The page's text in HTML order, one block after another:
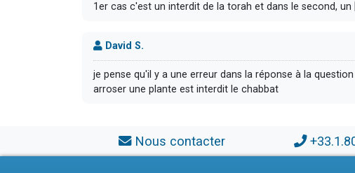
1er cas c'est un interdit de la torah et dans le second, un
David S.
je pense qu'il y a une erreur dans la réponse à la question
arroser une plante est interdit le chabbat
Nous contacter